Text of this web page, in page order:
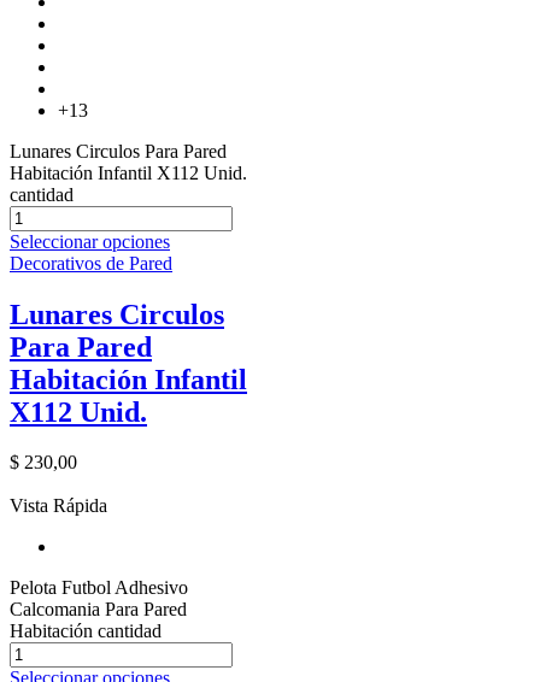
+13
Lunares Circulos Para Pared
Habitación Infantil X112 Unid.
cantidad
Seleccionar opciones
Decorativos de Pared
Lunares Circulos
Para Pared
Habitación Infantil
X112 Unid.
$ 230,00
Vista Rápida
Pelota Futbol Adhesivo
Calcomania Para Pared
Habitación cantidad